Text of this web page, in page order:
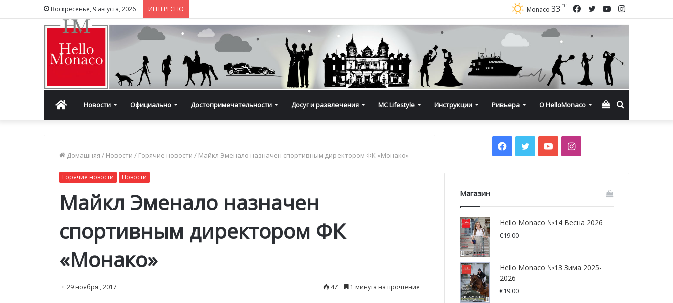
Воскресенье, 9 августа, 2026 ИНТЕРЕСНО Instagram
YouTube
Twitter
Facebook
Monaco 33 ℃
ГлавнаяНовости Официально Достопримечательности Досуг и развлечения MC Lifestyle Инструкции Ривьера О HelloMonaco Смотреть
Домашняя / Новости / Горячие новости / Майкл Эменало назначен спортивным директором ФК «Монако»
Горячие новости Новости
Майкл Эменало назначен
спортивным директором ФК
«Монако»
29 ноября , 2017 47 1 минута на прочтение
Facebook
TwitterYouTubeInstagram
Магазин
Hello Monaco №14 Весна 2026
€19.00
Hello Monaco №13 Зима 2025-
2026
€19.00